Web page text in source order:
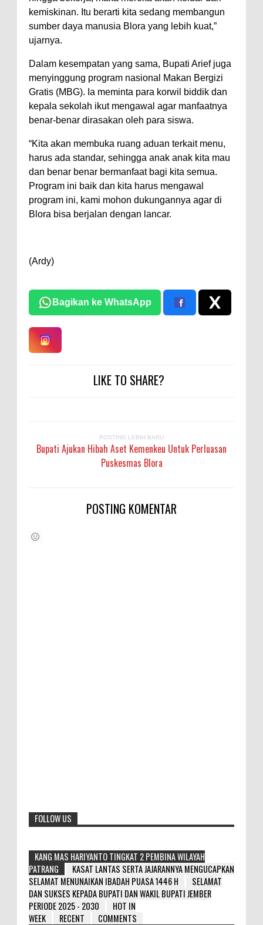
kemiskinan. Itu berarti kita sedang membangun
sumber daya manusia Blora yang lebih kuat,”
ujarnya.
Dalam kesempatan yang sama, Bupati Arief juga
menyinggung program nasional Makan Bergizi
Gratis (MBG). Ia meminta para korwil biddik dan
kepala sekolah ikut mengawal agar manfaatnya
benar-benar dirasakan oleh para siswa.
“Kita akan membuka ruang aduan terkait menu,
harus ada standar, sehingga anak anak kita mau
dan benar benar bermanfaat bagi kita semua.
Program ini baik dan kita harus mengawal
program ini, kami mohon dukungannya agar di
Blora bisa berjalan dengan lancar.
(Ardy)
Bagikan ke WhatsApp
LIKE TO SHARE?
POSTING LEBIH BARU
Bupati Ajukan Hibah Aset Kemenkeu Untuk Perluasan
Puskesmas Blora
POSTING KOMENTAR
FOLLOW US
KANG MAS HARIYANTO TINGKAT 2 PEMBINA WILAYAH
PATRANG
KASAT LANTAS SERTA JAJARANNYA MENGUCAPKAN
SELAMAT MENUNAIKAN IBADAH PUASA 1446 H
SELAMAT
DAN SUKSES KEPADA BUPATI DAN WAKIL BUPATI JEMBER
PERIODE 2025 - 2030
HOT IN
WEEK
RECENT COMMENTS